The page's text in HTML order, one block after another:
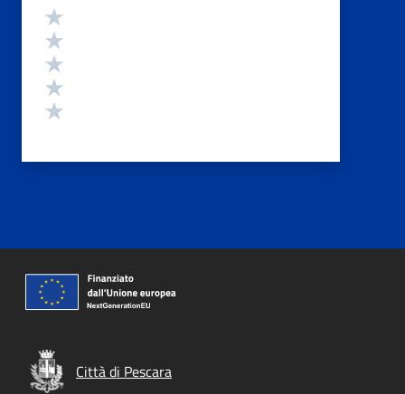
Valutazione
Città di Pescara